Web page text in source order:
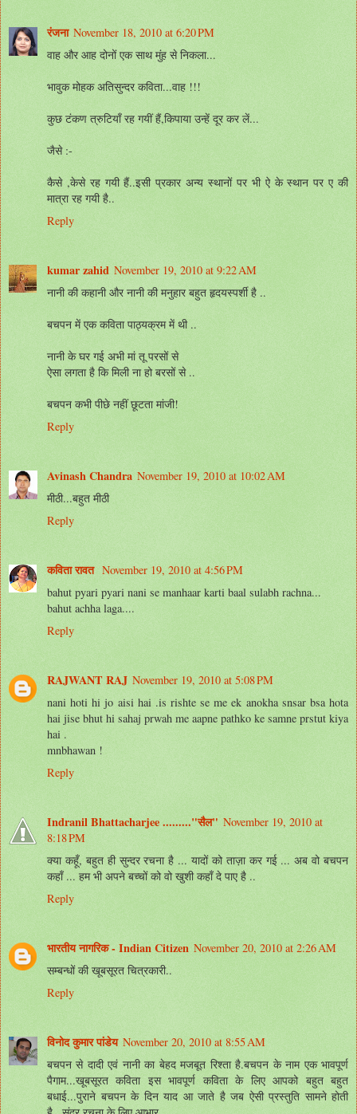
रंजना November 18, 2010 at 6:20 PM
वाह और आह दोनों एक साथ मुंह से निकला...
भावुक मोहक अतिसुन्दर कविता...वाह !!!
कुछ टंकण त्रुटियाँ रह गयीं हैं,किपाया उन्हें दूर कर लें...
जैसे :-
कैसे ,केसे रह गयी हैं..इसी प्रकार अन्य स्थानों पर भी ऐ के स्थान पर ए की
मात्रा रह गयी है..
Reply
kumar zahid November 19, 2010 at 9:22 AM
नानी की कहानी और नानी की मनुहार बहुत हृदयस्पर्शी है ..
बचपन में एक कविता पाठ्यक्रम में थी ..
नानी के घर गई अभी मां तू परसों से
ऐसा लगता है कि मिली ना हो बरसों से ..
बचपन कभी पीछे नहीं छूटता मांजी!
Reply
Avinash Chandra November 19, 2010 at 10:02 AM
मीठी...बहुत मीठी
Reply
कविता रावत November 19, 2010 at 4:56 PM
bahut pyari pyari nani se manhaar karti baal sulabh rachna...
bahut achha laga....
Reply
RAJWANT RAJ November 19, 2010 at 5:08 PM
nani hoti hi jo aisi hai .is rishte se me ek anokha snsar bsa hota
hai jise bhut hi sahaj prwah me aapne pathko ke samne prstut kiya
hai .
mnbhawan !
Reply
Indranil Bhattacharjee ........."सैल" November 19, 2010 at
8:18 PM
क्या कहूँ, बहुत ही सुन्दर रचना है ... यादों को ताज़ा कर गई ... अब वो बचपन
कहाँ ... हम भी अपने बच्चों को वो खुशी कहाँ दे पाए है ..
Reply
भारतीय नागरिक - Indian Citizen November 20, 2010 at 2:26 AM
सम्बन्धों की खूबसूरत चित्रकारी..
Reply
विनोद कुमार पांडेय November 20, 2010 at 8:55 AM
बचपन से दादी एवं नानी का बेहद मजबूत रिश्ता है.बचपन के नाम एक भावपूर्ण
पैगाम...खूबसूरत कविता इस भावपूर्ण कविता के लिए आपको बहुत बहुत
बधाई...पुराने बचपन के दिन याद आ जाते है जब ऐसी प्रस्तुति सामने होती